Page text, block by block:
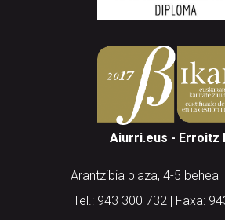
Aiurri.eus - Erroitz
Arantzibia plaza, 4-5 behea |